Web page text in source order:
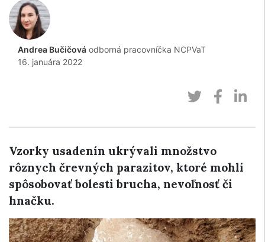
Andrea Bučičová odborná pracovníčka NCPVaT
16. januára 2022
Vzorky usadenín ukrývali množstvo
rôznych črevných parazitov, ktoré mohli
spôsobovať bolesti brucha, nevoľnosť či
hnačku.